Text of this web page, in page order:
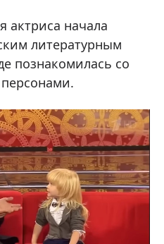
актриса начала
литературным
познакомилась со